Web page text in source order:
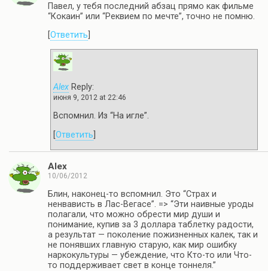
Павел, у тебя последний абзац прямо как фильме
“Кокаин” или “Реквием по мечте”, точно не помню.
Ответить
Alex Reply:
июня 9, 2012 at 22:46
Вспомнил. Из “На игле”.
Ответить
Alex
10/06/2012
Блин, наконец-то вспомнил. Это “Страх и
ненвависть в Лас-Вегасе”. => “Эти наивные уроды
полагали, что можно обрести мир души и
понимание, купив за 3 доллара таблетку радости,
а результат — поколение пожизненных калек, так и
не понявших главную старую, как мир ошибку
наркокультуры — убеждение, что Кто-то или Что-
то поддерживает свет в конце тоннеля.”